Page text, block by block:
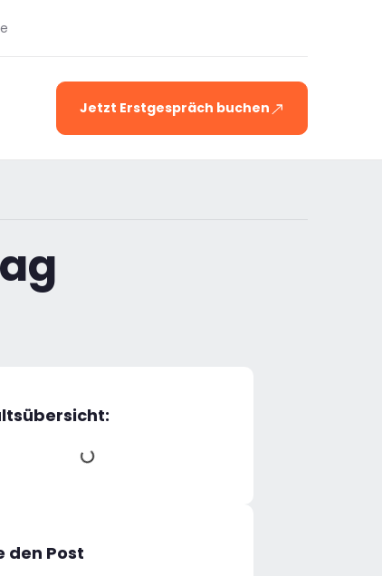
Jetzt Erstgespräch buchen
den Post